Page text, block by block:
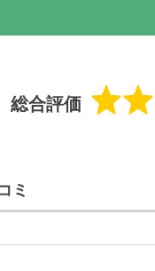
総合評価
ミ